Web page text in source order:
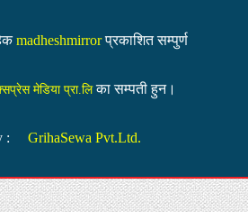
madheshmirror प्रकाशित सम्पुर्ण
मेडिया प्रा.लिका सम्पती हुन।
: GrihaSewa Pvt.Ltd.